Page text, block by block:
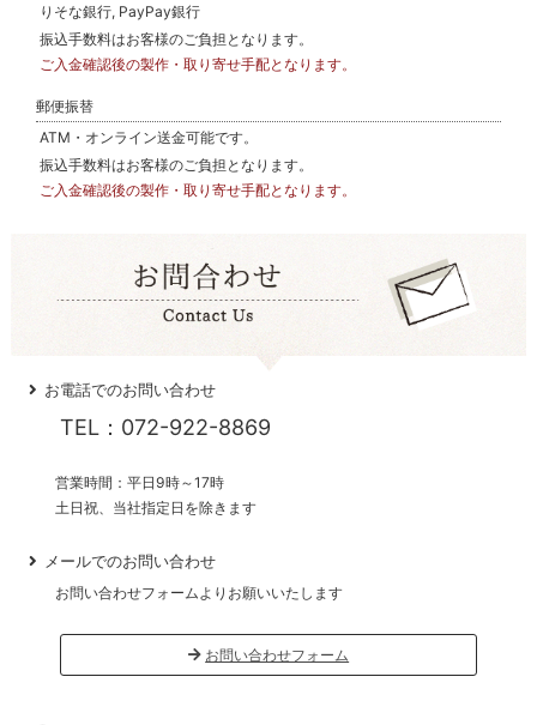
りそな銀行, PayPay銀行
振込手数料はお客様のご負担となります。
ご入金確認後の製作・取り寄せ手配となります。
郵便振替
ATM・オンライン送金可能です。
振込手数料はお客様のご負担となります。
ご入金確認後の製作・取り寄せ手配となります。
お電話でのお問い合わせ
TEL：072-922-8869
営業時間：平日9時～17時
土日祝、当社指定日を除きます
メールでのお問い合わせ
お問い合わせフォームよりお願いいたします
お問い合わせフォーム